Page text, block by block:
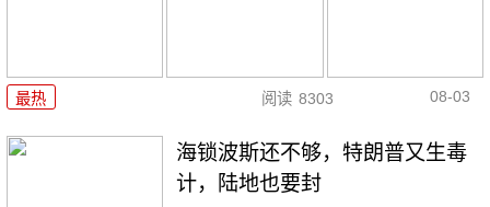
最热 阅读 8303 08-03
海锁波斯还不够，特朗普又生毒
计，陆地也要封